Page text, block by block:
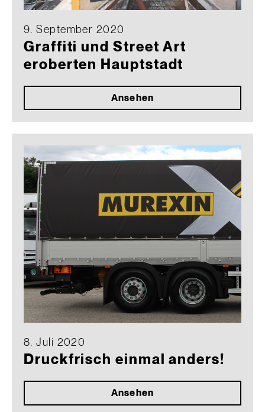
9. September 2020
Graffiti und Street Art
eroberten Hauptstadt
Ansehen
8. Juli 2020
Druckfrisch einmal anders!
Ansehen